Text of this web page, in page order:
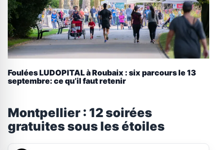
Foulées LUDOPITAL à Roubaix : six parcours le 13
septembre: ce qu’il faut retenir
Montpellier : 12 soirées
gratuites sous les étoiles